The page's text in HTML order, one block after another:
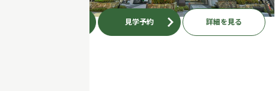
見学予約 詳細を見る